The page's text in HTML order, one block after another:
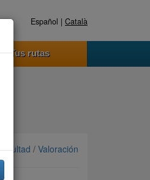
Español | Català
Tus rutas
/ Valoración